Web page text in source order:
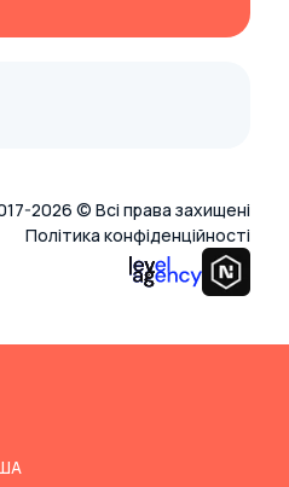
2026 © Всі права захищені
Політика конфіденційності